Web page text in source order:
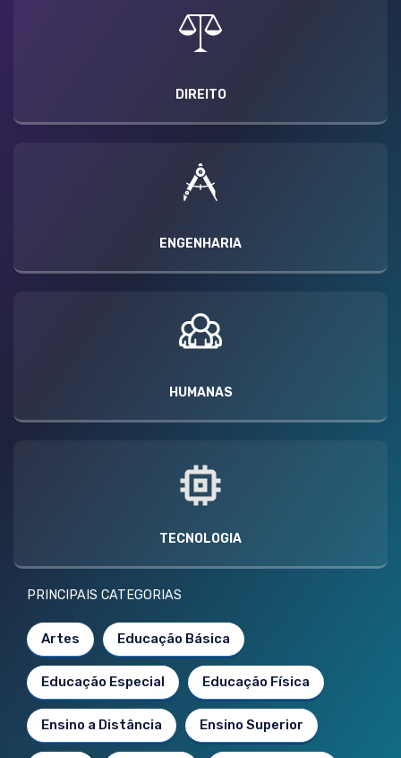
DIREITO
ENGENHARIA
HUMANAS
TECNOLOGIA
PRINCIPAIS CATEGORIAS
Artes Educação Básica
Educação Especial Educação Física
Ensino a Distância Ensino Superior